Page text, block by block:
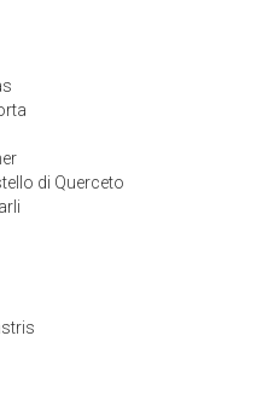
di Querceto